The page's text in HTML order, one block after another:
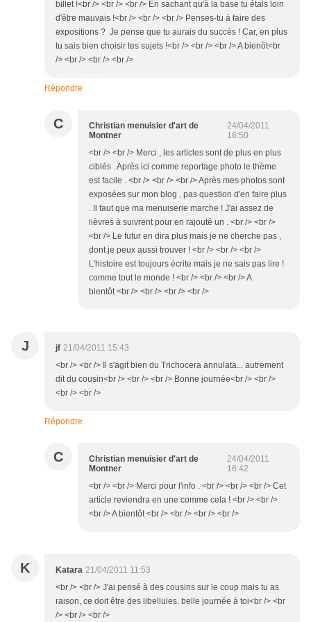
billet !<br /> <br /> <br /> En sachant qu'à la base tu étais loin
d'être mauvais !<br /> <br /> <br /> Penses-tu à faire des
expositions ? Je pense que tu aurais du succès ! Car, en plus
tu sais bien choisir tes sujets !<br /> <br /> <br /> A bienôt<br
/> <br /> <br /> <br />
Répondre
C
Christian menuisier d'art de
Montner
24/04/2011
16:50
<br /> <br /> Merci , les articles sont de plus en plus
ciblés . Après ici comme reportage photo le thème
est facile . <br /> <br /> <br /> Après mes photos sont
exposées sur mon blog , pas question d'en faire plus
. Il faut que ma menuiserie marche ! J'ai assez de
lièvres à suivrent pour en rajouté un . <br /> <br />
<br /> Le futur en dira plus mais je ne cherche pas ,
dont je peux aussi trouver ! <br /> <br /> <br />
L'histoire est toujours écrite mais je ne sais pas lire !
comme tout le monde ! <br /> <br /> <br /> A
bientôt <br /> <br /> <br /> <br />
J jf 21/04/2011 15:43
<br /> <br /> Il s'agit bien du Trichocera annulata... autrement
dit du cousin<br /> <br /> <br /> Bonne journée<br /> <br />
<br /> <br />
Répondre
C
Christian menuisier d'art de
Montner
24/04/2011
16:42
<br /> <br /> Merci pour l'info . <br /> <br /> <br /> Cet
article reviendra en une comme cela ! <br /> <br />
<br /> A bientôt <br /> <br /> <br /> <br />
K Katara 21/04/2011 11:53
<br /> <br /> J'ai pensé à des cousins sur le coup mais tu as
raison, ce doit être des libellules. belle journée à toi<br /> <br
/> <br /> <br />